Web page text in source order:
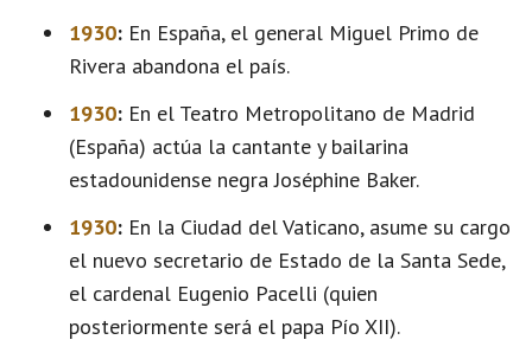
1930: En España, el general Miguel Primo de
Rivera abandona el país.
1930: En el Teatro Metropolitano de Madrid
(España) actúa la cantante y bailarina
estadounidense negra Joséphine Baker.
1930: En la Ciudad del Vaticano, asume su cargo
el nuevo secretario de Estado de la Santa Sede,
el cardenal Eugenio Pacelli (quien
posteriormente será el papa Pío XII).